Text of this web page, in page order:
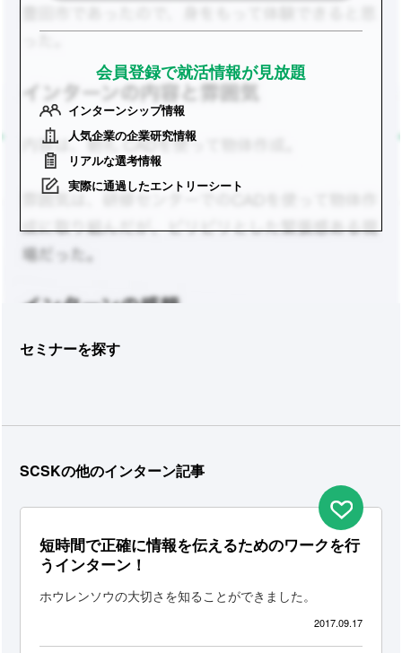
会員登録で就活情報が見放題
インターンシップ情報
人気企業の企業研究情報
リアルな選考情報
実際に通過したエントリーシート
セミナーを探す
SCSKの他のインターン記事
短時間で正確に情報を伝えるためのワークを行
うインターン！
ホウレンソウの大切さを知ることができました。
2017.09.17